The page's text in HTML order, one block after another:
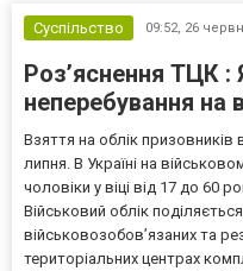
Суспільство 09:52, 26
Роз’яснення ТЦК :
неперебування на
Взяття на облік призовників
липня. В Україні на
чоловіки у віці від 17 до 60
Військовий облік
військовозобов’язаних та
територіальних центрах